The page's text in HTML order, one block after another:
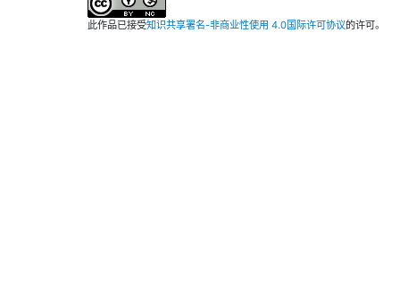
此作品已接受知识共享署名-非商业性使用 4.0国际许可协议的许可。